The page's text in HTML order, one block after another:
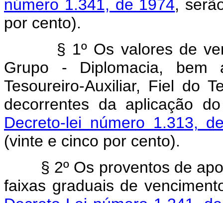
número 1.341, de 1974,
por cento).
§ 1º Os valores de
Grupo - Diplomacia, bem
Tesoureiro-Auxiliar, Fiel do
decorrentes da aplicação
Decreto-lei número 1.313,
(vinte e cinco por cento).
§ 2º Os proventos de
faixas graduais de